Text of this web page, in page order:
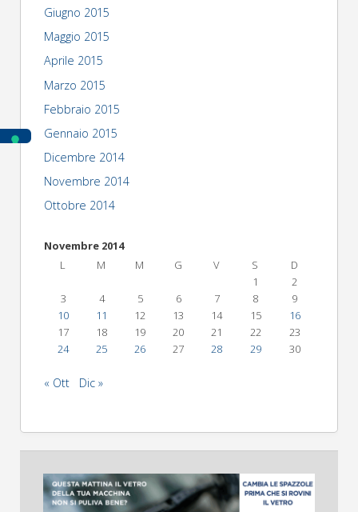
Giugno 2015
Maggio 2015
Aprile 2015
Marzo 2015
Febbraio 2015
Gennaio 2015
Dicembre 2014
Novembre 2014
Ottobre 2014
Novembre 2014
L
M M G V S
D
1
2
3
4 5 6 7 8
9
10
11 12 13 14 15
16
17
18 19 20 21 22
23
24
25 26 27 28 29 30
« Ott Dic »